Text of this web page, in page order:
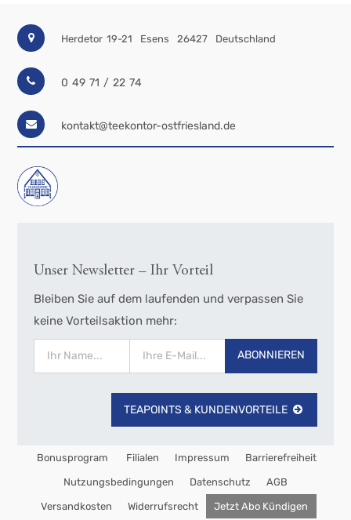
Herdetor 19-21 Esens 26427 Deutschland
0 49 71 / 22 74
kontakt@teekontor-ostfriesland.de
Unser Newsletter – Ihr Vorteil
Bleiben Sie auf dem laufenden und verpassen Sie
keine Vorteilsaktion mehr:
ABONNIEREN
TEAPOINTS & KUNDENVORTEILE
Bonusprogram Filialen Impressum Barrierefreiheit
Nutzungsbedingungen Datenschutz AGB
Versandkosten Widerrufsrecht Jetzt Abo Kündigen